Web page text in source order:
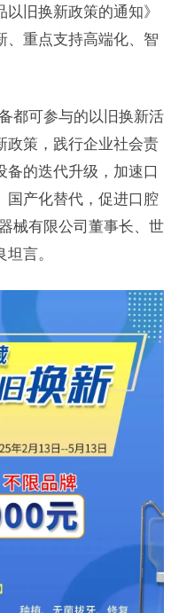
旧换新政策的通知》
、重点支持高端化、智
都可参与的以旧换新活
政策，践行企业社会责
备的迭代升级，加速口
国产化替代，促进口腔
械有限公司董事长、世
言。